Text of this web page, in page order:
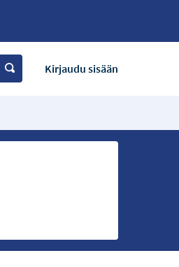
Kirjaudu sisään